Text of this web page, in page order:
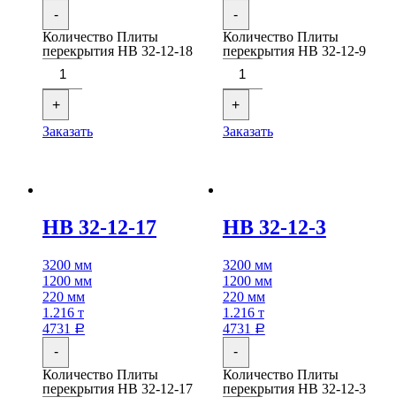
-
Количество Плиты
перекрытия НВ 32-12-18
+
Заказать
-
Количество Плиты
перекрытия НВ 32-12-9
+
Заказать
НВ 32-12-17
3200 мм
1200 мм
220 мм
1.216 т
4731
Р
-
Количество Плиты
перекрытия НВ 32-12-17
НВ 32-12-3
3200 мм
1200 мм
220 мм
1.216 т
4731
Р
-
Количество Плиты
перекрытия НВ 32-12-3